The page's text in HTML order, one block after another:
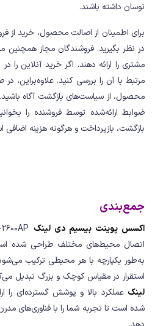
نوسان داشته باشند.
برای اطمینان از اصالت محصول، خرید از
در نظر بگیرید. فروشندگان مجاز
مشتری را ارائه دهند. اگر خرید آنلاین را
مرتبط با آن را بررسی کنید. علاوه‌براین،
محصول، از سیاست‌های بازگشت آگاه
ضوابط ارائه‌شده توسط فروشنده را
بازگشت، بازپرداخت و هرگونه هزینه اضافی
جمع‌بندی
اکسس پوینت بیسیم دی لینک
اتصال محیط‌های مختلف طراحی شده
به‌طور یکپارچه با هر محیطی ترکیب می‌شود.
استقرار در مقیاس کوچک و بزرگ تبدیل
لینک عملکرد بالا و پوشش گسترده‌ای را
شده است تا تجربه شما را با فناوری‌های